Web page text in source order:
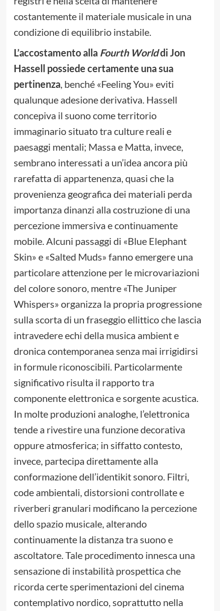
costantemente il materiale musicale in una
condizione di equilibrio instabile.
L’accostamento alla Fourth Worlddi Jon
Hassell possiede certamente una sua
pertinenza, benché «Feeling You» eviti
qualunque adesione derivativa. Hassell
concepiva il suono come territorio
immaginario situato tra culture reali e
paesaggi mentali; Massa e Matta, invece,
sembrano interessati a un’idea ancora più
rarefatta di appartenenza, quasi che la
provenienza geografica dei materiali perda
importanza dinanzi alla costruzione di una
percezione immersiva e continuamente
mobile. Alcuni passaggi di «Blue Elephant
Skin» e «Salted Muds» fanno emergere una
particolare attenzione per le microvariazioni
del colore sonoro, mentre «The Juniper
Whispers» organizza la propria progressione
sulla scorta di un fraseggio ellittico che lascia
intravedere echi della musica ambient e
dronica contemporanea senza mai irrigidirsi
in formule riconoscibili. Particolarmente
significativo risulta il rapporto tra
componente elettronica e sorgente acustica.
In molte produzioni analoghe, l’elettronica
tende a rivestire una funzione decorativa
oppure atmosferica; in siffatto contesto,
invece, partecipa direttamente alla
conformazione dell’identikit sonoro. Filtri,
code ambientali, distorsioni controllate e
riverberi granulari modificano la percezione
dello spazio musicale, alterando
continuamente la distanza tra suono e
ascoltatore. Tale procedimento innesca una
sensazione di instabilità prospettica che
ricorda certe sperimentazioni del cinema
contemplativo nordico, soprattutto nella